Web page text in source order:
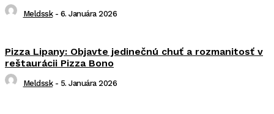
Meldssk - 6. Januára 2026
Pizza Lipany: Objavte jedinečnú chuť a rozmanitosť v
reštaurácii Pizza Bono
Meldssk - 5. Januára 2026